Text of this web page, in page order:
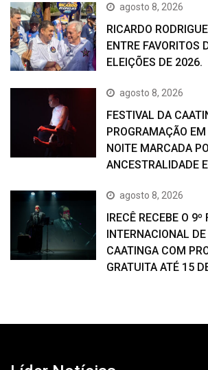
agosto 8, 2026
RICARDO
ENTRE FAVORITOS
ELEIÇÕES DE 2026.
agosto 8, 2026
FESTIVAL DA
PROGRAMAÇÃO
NOITE MARCADA
ANCESTRALIDADE
agosto 8, 2026
IRECÊ RECEBE O
INTERNACIONAL
CAATINGA COM
GRATUITA ATÉ 15